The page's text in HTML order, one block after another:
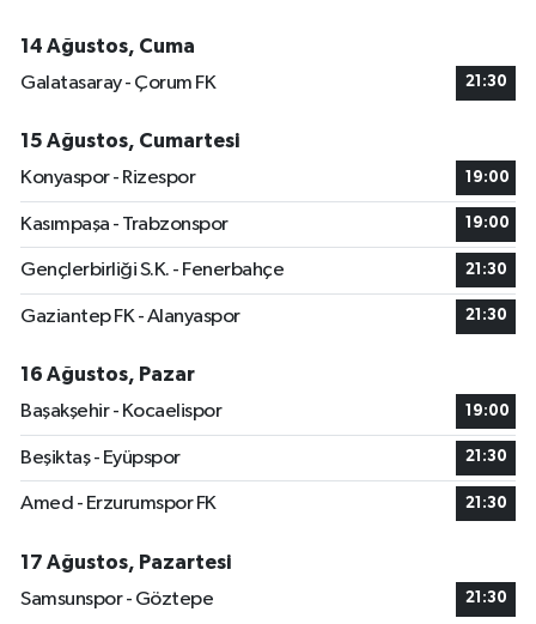
14 Ağustos, Cuma
Galatasaray - Çorum FK
21:30
15 Ağustos, Cumartesi
Konyaspor - Rizespor
19:00
Kasımpaşa - Trabzonspor 19:00
Gençlerbirliği S.K. - Fenerbahçe 21:30
Gaziantep FK - Alanyaspor 21:30
16 Ağustos, Pazar
Başakşehir - Kocaelispor
19:00
Beşiktaş - Eyüpspor 21:30
Amed - Erzurumspor FK 21:30
17 Ağustos, Pazartesi
Samsunspor - Göztepe
21:30